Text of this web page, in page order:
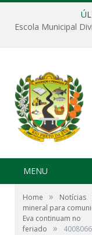
MENU
Home » Notícias
mineral para
Eva continuam no
feriado
»